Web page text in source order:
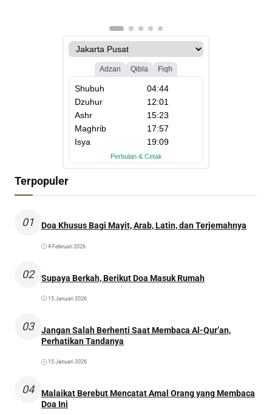
Terpopuler
01 Doa Khusus Bagi Mayit, Arab, Latin, dan Terjemahnya
4 Februari 2026
02 Supaya Berkah, Berikut Doa Masuk Rumah
15 Januari 2026
03
Jangan Salah Berhenti Saat Membaca Al-Qur’an,
Perhatikan Tandanya
15 Januari 2026
04
Malaikat Berebut Mencatat Amal Orang yang Membaca
Doa Ini